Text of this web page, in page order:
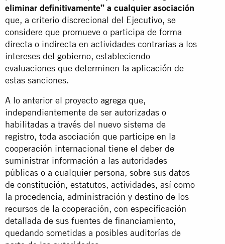
eliminar definitivamente” a cualquier asociación
que, a criterio discrecional del Ejecutivo, se
considere que promueve o participa de forma
directa o indirecta en actividades contrarias a los
intereses del gobierno, estableciendo
evaluaciones que determinen la aplicación de
estas sanciones.
A lo anterior el proyecto agrega que,
independientemente de ser autorizadas o
habilitadas a través del nuevo sistema de
registro, toda asociación que participe en la
cooperación internacional tiene el deber de
suministrar información a las autoridades
públicas o a cualquier persona, sobre sus datos
de constitución, estatutos, actividades, así como
la procedencia, administración y destino de los
recursos de la cooperación, con especificación
detallada de sus fuentes de financiamiento,
quedando sometidas a posibles auditorías de